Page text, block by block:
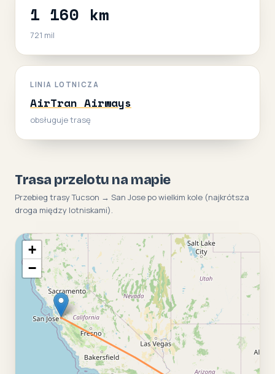
1 160 km
721 mil
LINIA LOTNICZA
AirTran Airways
obsługuje trasę
Trasa przelotu na mapie
Przebieg trasy Tucson → San Jose po wielkim kole (najkrótsza
droga między lotniskami).
+
−